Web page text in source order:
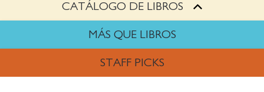
CATÁLOGO DE LIBROS
MÁS QUE LIBROS
STAFF PICKS
PALESTINA@LLIBRERIAFINESTRES.COM
TRABAJA CON NOSOTROS